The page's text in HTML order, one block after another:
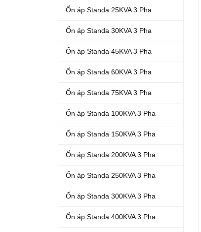
Ổn áp Standa 25KVA 3 Pha
Ổn áp Standa 30KVA 3 Pha
Ổn áp Standa 45KVA 3 Pha
Ổn áp Standa 60KVA 3 Pha
Ổn áp Standa 75KVA 3 Pha
Ổn áp Standa 100KVA 3 Pha
Ổn áp Standa 150KVA 3 Pha
Ổn áp Standa 200KVA 3 Pha
Ổn áp Standa 250KVA 3 Pha
Ổn áp Standa 300KVA 3 Pha
Ổn áp Standa 400KVA 3 Pha